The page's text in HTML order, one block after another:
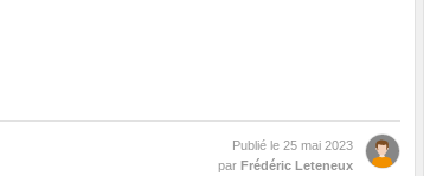
Publié le 25 mai 2023
par Frédéric Leteneux